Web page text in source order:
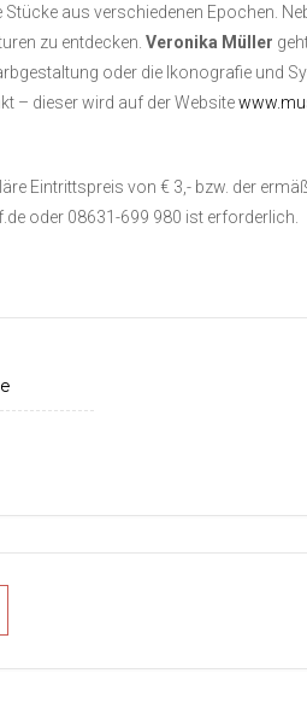
aus verschiedenen Epochen.
zu entdecken. Veronika Müller
oder die Ikonografie und
– dieser wird auf der Website
Eintrittspreis von € 3,- bzw. der
oder 08631-699 980 ist erforderlich.